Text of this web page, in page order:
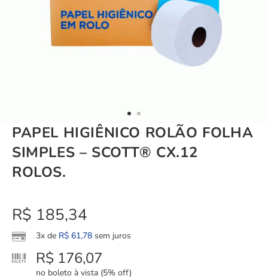
PAPEL HIGIÊNICO ROLÃO FOLHA
SIMPLES – SCOTT® CX.12
ROLOS.
R$ 185,34
3x de R$ 61,78 sem juros
R$ 176,07
no boleto à vista (5% off)